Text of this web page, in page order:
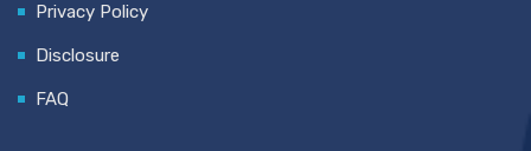
Privacy Policy
Disclosure
FAQ